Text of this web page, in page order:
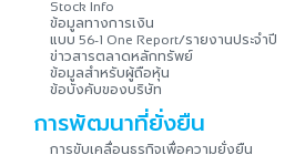
Stock Info
ข้อมูลทางการเงิน
แบบ 56-1 One Report/รายงานประจำปี
ข่าวสารตลาดหลักทรัพย์
ข้อมูลสำหรับผู้ถือหุ้น
ข้อบังคับของบริษัท
การพัฒนาที่ยั่งยืน
การขับเคลื่อนธุรกิจเพื่อความยั่งยืน